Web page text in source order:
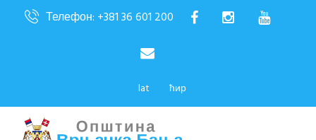
Телефон: +381 36 601 200
lat ћир